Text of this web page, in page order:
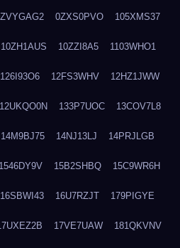
0ZXS0PVO 105XMS37
10ZH1AUS 10ZZI8A5 1103WHO1
126I93O6 12FS3WHV 12HZ1JWW
12UKQO0N 133P7UOC 13COV7L8
14M9BJ75 14NJ13LJ 14PRJLGB
1546DY9V 15B2SHBQ 15C9WR6H
16SBWI43 16U7RZJT 179PIGYE
17VE7UAW 181QKVNV